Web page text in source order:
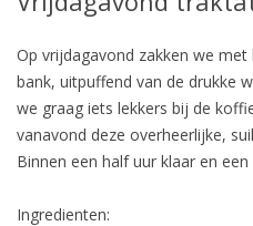
Op vrijdagavond zakken we
bank, uitpuffend van de drukke
we graag iets lekkers bij de
vanavond deze overheerlijke,
Binnen een half uur klaar en
Ingredienten: